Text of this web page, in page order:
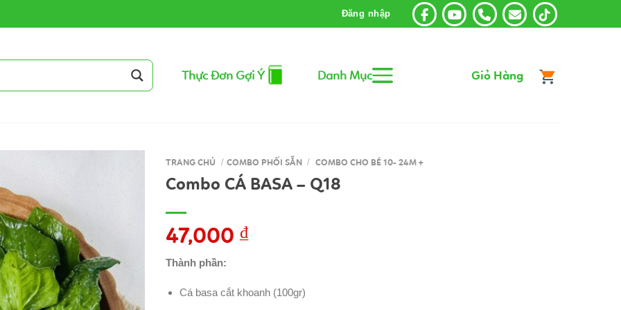
Đăng nhập
Thực Đơn Gợi Ý Danh Mục Giỏ Hàng
TRANG CHỦ / COMBO PHỐI SẴN / COMBO CHO BÉ 10- 24M +
Combo CÁ BASA – Q18
47,000 ₫
Thành phần:
Cá basa cắt khoanh (100gr)